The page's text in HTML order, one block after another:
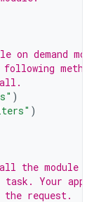
on demand
)
)
the module
Your app
request.